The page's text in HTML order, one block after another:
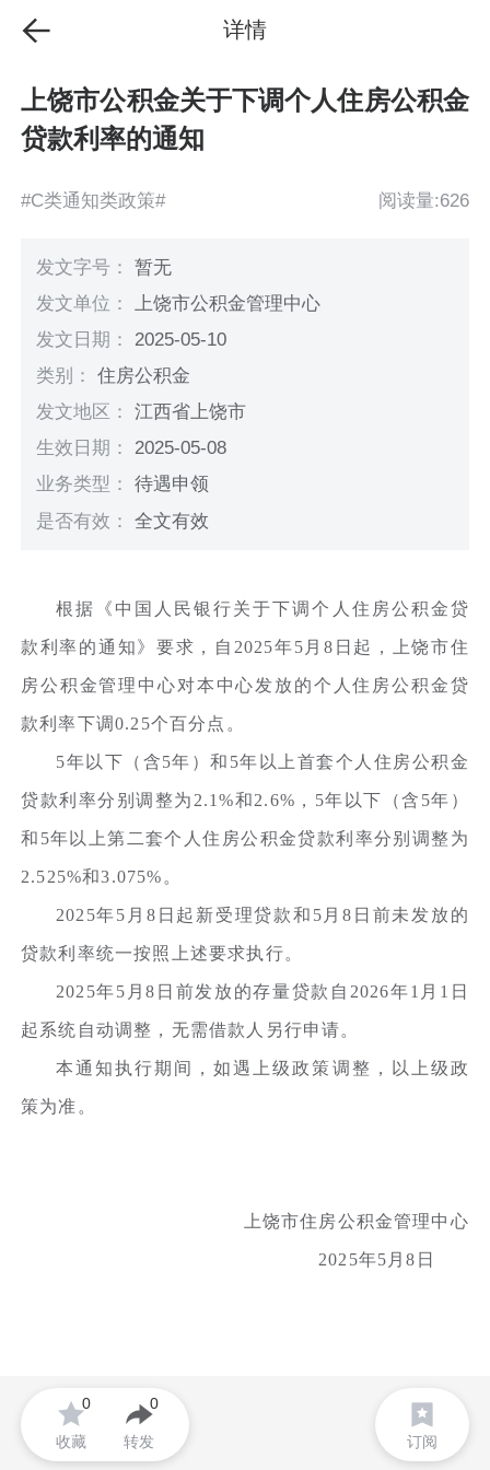
详情
上饶市公积金关于下调个人住房公积金
贷款利率的通知
#C类通知类政策# 阅读量:626
发文字号：暂无
发文单位：
上饶市公积金管理中心
发文日期： 2025-05-10
类别：住房公积金
发文地区：江西省上饶市
生效日期： 2025-05-08
业务类型：待遇申领
是否有效：全文有效
根据《中国人民银行关于下调个人住房公积金贷
款利率的通知》要求，自2025年5月8日起，上饶市住
房公积金管理中心对本中心发放的个人住房公积金贷
款利率下调0.25个百分点。
5年以下（含5年）和5年以上首套个人住房公积金
贷款利率分别调整为2.1%和2.6%，5年以下（含5年）
和5年以上第二套个人住房公积金贷款利率分别调整为
2.525%和3.075%。
2025年5月8日起新受理贷款和5月8日前未发放的
贷款利率统一按照上述要求执行。
2025年5月8日前发放的存量贷款自2026年1月1日
起系统自动调整，无需借款人另行申请。
本通知执行期间，如遇上级政策调整，以上级政
策为准。
上饶市住房公积金管理中心
2025年5月8日
收藏
0
转发
0
订阅